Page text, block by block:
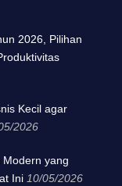
2026, Pilihan
Kecil agar
2026
yang
Ini 10/05/2026